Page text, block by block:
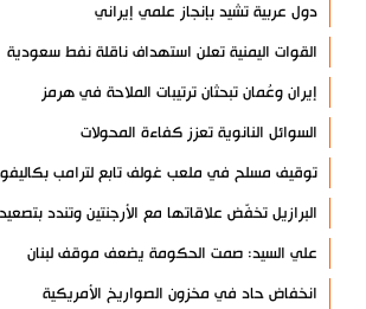
دول عربية تشيد بإنجاز علمي إيراني
القوات اليمنية تعلن استهداف ناقلة نفط سعودية
إيران وعُمان تبحثان ترتيبات الملاحة في هرمز
السوائل النانوية تعزز كفاءة المحولات
توقيف مسلح في ملعب غولف تابع لترامب
البرازيل تخفّض علاقاتها مع الأرجنتين وتندد
علي السيد: صمت الحكومة يضعف موقف لبنان
انخفاض حاد في مخزون الصواريخ الأمريكية